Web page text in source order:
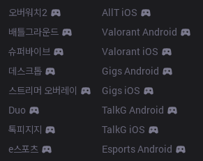
오버워치2
배틀그라운드
슈퍼바이브
데스크톱
스트리머 오버레이
Duo
톡피지지
e스포츠
AllT iOS
Valorant Android
Valorant iOS
Gigs Android
Gigs iOS
TalkG Android
TalkG iOS
Esports Android